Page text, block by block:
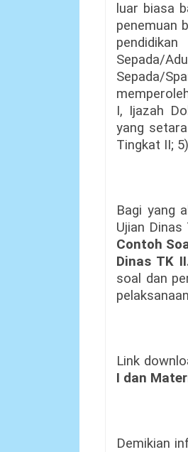
luar biasa
penemuan
Sepada/
Sepada/
I, Ijazah
yang
Tingkat II;
Bagi yang
Ujian
Contoh
Dinas TK
soal dan
Link
I dan
Demikian